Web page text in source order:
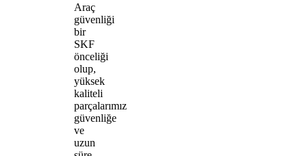
Araç
güvenliği
bir
SKF
önceliği
olup,
yüksek
kaliteli
parçalarımız
güvenliğe
ve
uzun